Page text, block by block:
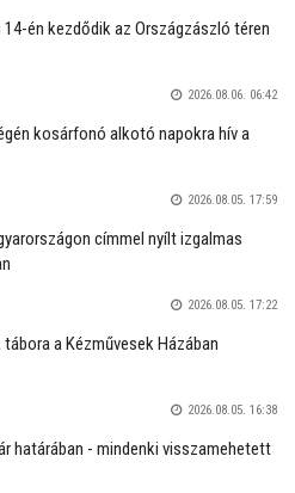
én kezdődik az Országzászló téren
2026.08.06. 06:42
kosárfonó alkotó napokra hív a
2026.08.05. 17:59
címmel nyílt izgalmas
2026.08.05. 17:22
a Kézművesek Házában
2026.08.05. 16:38
határában - mindenki visszamehetett